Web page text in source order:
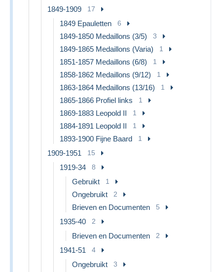
1849-1909 17
1849 Epauletten 6
1849-1850 Medaillons (3/5) 3
1849-1865 Medaillons (Varia) 1
1851-1857 Medaillons (6/8) 1
1858-1862 Medaillons (9/12) 1
1863-1864 Medaillons (13/16) 1
1865-1866 Profiel links 1
1869-1883 Leopold II 1
1884-1891 Leopold II 1
1893-1900 Fijne Baard 1
1909-1951 15
1919-34 8
Gebruikt 1
Ongebruikt 2
Brieven en Documenten 5
1935-40 2
Brieven en Documenten 2
1941-51 4
Ongebruikt 3